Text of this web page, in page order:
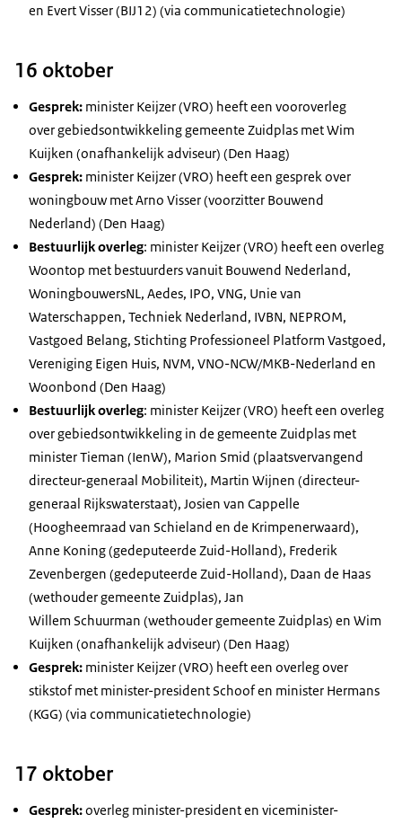
en Evert Visser (BIJ12) (via communicatietechnologie)
16 oktober
Gesprek: minister Keijzer (VRO) heeft een vooroverleg
over gebiedsontwikkeling gemeente Zuidplas met Wim
Kuijken (onafhankelijk adviseur) (Den Haag)
Gesprek: minister Keijzer (VRO) heeft een gesprek over
woningbouw met Arno Visser (voorzitter Bouwend
Nederland) (Den Haag)
Bestuurlijk overleg: minister Keijzer (VRO) heeft een overleg
Woontop met bestuurders vanuit Bouwend Nederland,
WoningbouwersNL, Aedes, IPO, VNG, Unie van
Waterschappen, Techniek Nederland, IVBN, NEPROM,
Vastgoed Belang, Stichting Professioneel Platform Vastgoed,
Vereniging Eigen Huis, NVM, VNO-NCW/MKB-Nederland en
Woonbond (Den Haag)
Bestuurlijk overleg: minister Keijzer (VRO) heeft een overleg
over gebiedsontwikkeling in de gemeente Zuidplas met
minister Tieman (IenW), Marion Smid (plaatsvervangend
directeur-generaal Mobiliteit), Martin Wijnen (directeur-
generaal Rijkswaterstaat), Josien van Cappelle
(Hoogheemraad van Schieland en de Krimpenerwaard),
Anne Koning (gedeputeerde Zuid-Holland), Frederik
Zevenbergen (gedeputeerde Zuid-Holland), Daan de Haas
(wethouder gemeente Zuidplas), Jan
Willem Schuurman (wethouder gemeente Zuidplas) en Wim
Kuijken (onafhankelijk adviseur) (Den Haag)
Gesprek: minister Keijzer (VRO) heeft een overleg over
stikstof met minister-president Schoof en minister Hermans
(KGG) (via communicatietechnologie)
17 oktober
Gesprek:overleg minister-president en viceminister-